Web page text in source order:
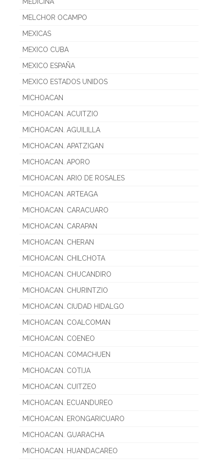
MEDICINA
MELCHOR OCAMPO
MEXICAS
MEXICO CUBA
MEXICO ESPAÑA
MEXICO ESTADOS UNIDOS
MICHOACAN
MICHOACAN. ACUITZIO
MICHOACAN. AGUILILLA
MICHOACAN. APATZIGAN
MICHOACAN. APORO
MICHOACAN. ARIO DE ROSALES
MICHOACAN. ARTEAGA
MICHOACAN. CARACUARO
MICHOACAN. CARAPAN
MICHOACAN. CHERAN
MICHOACAN. CHILCHOTA
MICHOACAN. CHUCANDIRO
MICHOACAN. CHURINTZIO
MICHOACAN. CIUDAD HIDALGO
MICHOACAN. COALCOMAN
MICHOACAN. COENEO
MICHOACAN. COMACHUEN
MICHOACAN. COTIJA
MICHOACAN. CUITZEO
MICHOACAN. ECUANDUREO
MICHOACAN. ERONGARICUARO
MICHOACAN. GUARACHA
MICHOACAN. HUANDACAREO